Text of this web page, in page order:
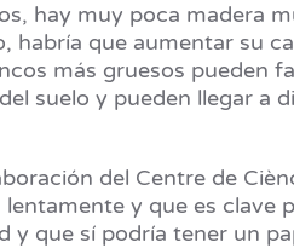
hay muy poca madera
que aumentar su
más gruesos pueden
suelo y pueden llegar a
del Centre de
y que es clave
que sí podría tener un